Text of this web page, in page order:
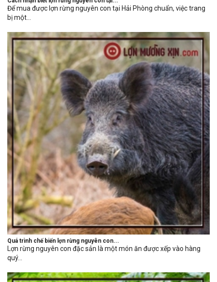
Để mua được lợn rừng nguyên con tại Hải Phòng chuẩn, việc trang
bị một...
Quá trình chế biến lợn rừng nguyên con...
Lợn rừng nguyên con đặc sản là một món ăn được xếp vào hàng
quý...